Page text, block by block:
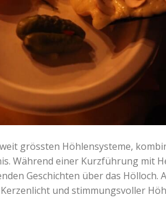
grössten Höhlensysteme,
Während einer Kurzführung mit
Geschichten über das Hölloch.
und stimmungsvoller